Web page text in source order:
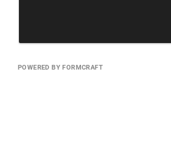
POWERED BY FORMCRAFT